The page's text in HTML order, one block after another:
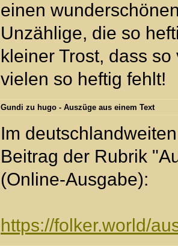
einen
Unzählige, die so
kleiner Trost, dass
vielen so heftig fehlt!
Gundi zu hugo - Auszüge aus einem Text
Im
Beitrag der Rubrik
(Online-Ausgabe):
https://folker.world/